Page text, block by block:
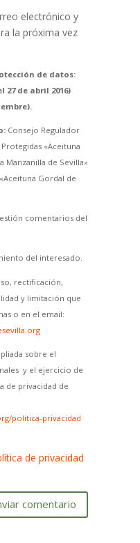
electrónico y
la próxima vez
de datos:
27 de abril 2016)
Consejo Regulador
«Aceituna
Manzanilla de Sevilla»
Gordal de
comentarios del
del interesado.
rectificación,
y limitación que
o en el email:
sobre el
y el ejercicio de
de privacidad de
politica-privacidad
de privacidad
comentario